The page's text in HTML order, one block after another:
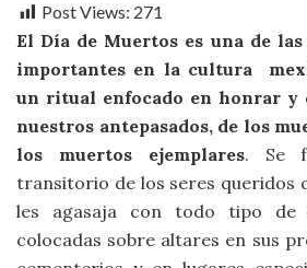
Post Views: 271
El Día de Muertos es una de
importantes en la cultura
un ritual enfocado en honrar y
nuestros antepasados, de los
los muertos ejemplares. Se
transitorio de los seres queridos
les agasaja con todo tipo de
colocadas sobre altares en sus